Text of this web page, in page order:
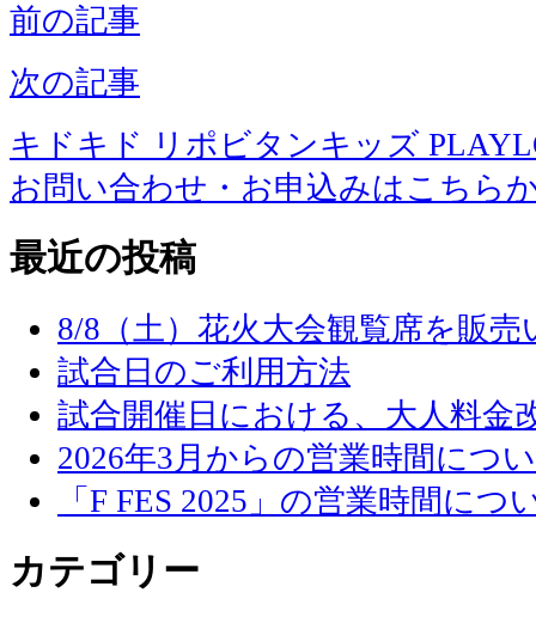
前の記事
次の記事
キドキド リポビタンキッズ
お問い合わせ・お申込みはこちら
最近の投稿
8/8（土）花火大会観覧席を販
試合日のご利用方法
試合開催日における、大人料金
2026年3月からの営業時間につ
「F FES 2025」の営業時間につ
カテゴリー